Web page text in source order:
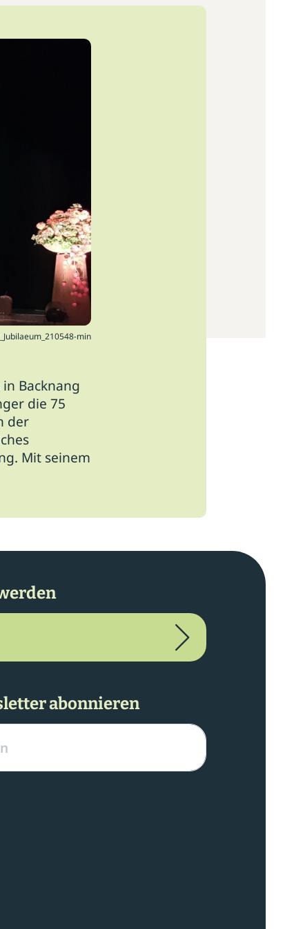
min
Backnang
die 75
der
Mit seinem
abonnieren